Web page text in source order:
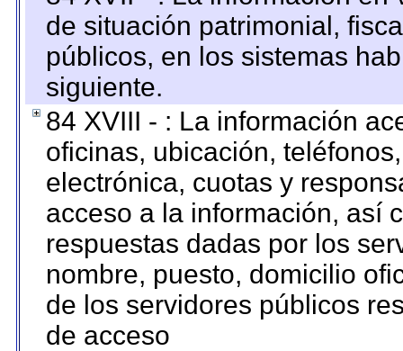
de situación patrimonial,
públicos, en los sistemas
siguiente.
84 XVIII - : La información
oficinas, ubicación,
electrónica, cuotas y
acceso a la información, así
respuestas dadas por los
nombre, puesto, domicilio
de los servidores públicos
de acceso